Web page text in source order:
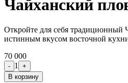
Чайханский
Откройте для себя традиционный
истинным вкусом восточной
70 000
- 1
+
В корзину